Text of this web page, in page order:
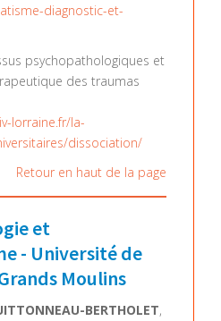
diagnostic-et-
psychopathologiques et
des traumas
lorraine.fr/la-
dissociation/
Retour en haut de la page
et
- Université de
Moulins
BERTHOLET,